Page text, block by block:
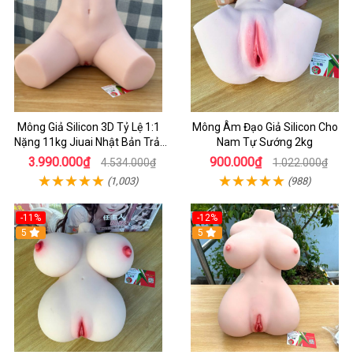
Mông Giả Silicon 3D Tỷ Lệ 1:1
Nặng 11kg Jiuai Nhật Bản Trải
Nghiệm Siêu Thực
3.990.000₫ 4.534.000₫
(1,003)
Mông Âm Đạo Giả Silicon Cho
Nam Tự Sướng 2kg
900.000₫ 1.022.000₫
(988)
-11%
5
-12%
5